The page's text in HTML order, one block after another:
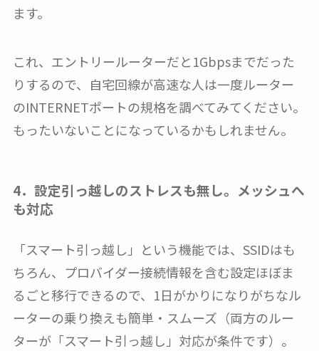
ます。
これ、エントリールーターだと1Gbpsまでだった
りするので、自宅回線が高速な人は一度ルーター
のINTERNETポートの規格を調べてみてください。
もったいないことになっているかもしれません。
4．設定引っ越しのストレスも無し。メッシュへ
も対応
「スマート引っ越し」という機能では、SSIDはも
ちろん、プロバイダー接続情報を含む設定ほぼま
るごと移行できるので、1日がかりになりがちなル
ーターの乗り換えも簡単・スムーズ（両方のルー
ターが「スマート引っ越し」対応が条件です）。